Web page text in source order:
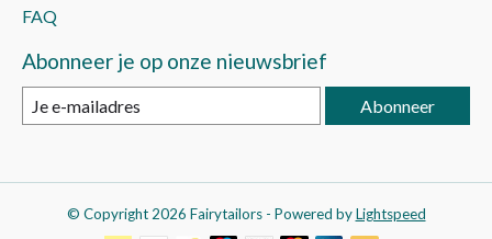
FAQ
Abonneer je op onze nieuwsbrief
Abonneer
© Copyright 2026 Fairytailors - Powered byLightspeed